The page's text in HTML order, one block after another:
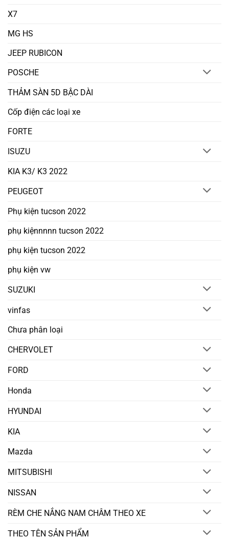
X7
MG HS
JEEP RUBICON
POSCHE
THẢM SÀN 5D BẬC DÀI
Cốp điện các loại xe
FORTE
ISUZU
KIA K3/ K3 2022
PEUGEOT
Phụ kiện tucson 2022
phụ kiệnnnnn tucson 2022
phụ kiện tucson 2022
phụ kiện vw
SUZUKI
vinfas
Chưa phân loại
CHERVOLET
FORD
Honda
HYUNDAI
KIA
Mazda
MITSUBISHI
NISSAN
RÈM CHE NẮNG NAM CHÂM THEO XE
THEO TÊN SẢN PHẨM